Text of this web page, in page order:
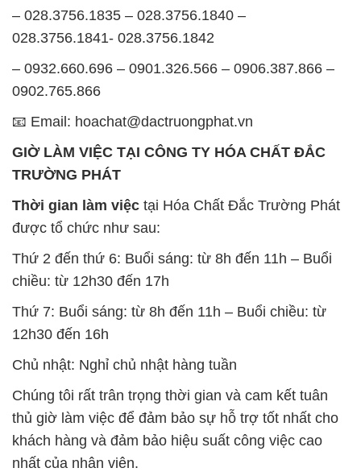
– 028.3756.1835 – 028.3756.1840 –
028.3756.1841- 028.3756.1842
– 0932.660.696 – 0901.326.566 – 0906.387.866 –
0902.765.866
📧 Email: hoachat@dactruongphat.vn
GIỜ LÀM VIỆC TẠI CÔNG TY HÓA CHẤT ĐẮC
TRƯỜNG PHÁT
Thời gian làm việc tại Hóa Chất Đắc Trường Phát
được tổ chức như sau:
Thứ 2 đến thứ 6: Buổi sáng: từ 8h đến 11h – Buổi
chiều: từ 12h30 đến 17h
Thứ 7: Buổi sáng: từ 8h đến 11h – Buổi chiều: từ
12h30 đến 16h
Chủ nhật: Nghỉ chủ nhật hàng tuần
Chúng tôi rất trân trọng thời gian và cam kết tuân
thủ giờ làm việc để đảm bảo sự hỗ trợ tốt nhất cho
khách hàng và đảm bảo hiệu suất công việc cao
nhất của nhân viên.